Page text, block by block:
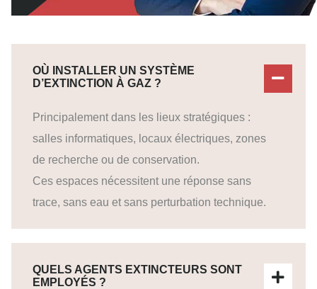
OÙ INSTALLER UN SYSTÈME
D’EXTINCTION À GAZ ?
Principalement dans les lieux stratégiques :
salles informatiques, locaux électriques, zones
de recherche ou de conservation.
Ces espaces nécessitent une réponse sans
trace, sans eau et sans perturbation technique.
QUELS AGENTS EXTINCTEURS SONT
EMPLOYÉS ?